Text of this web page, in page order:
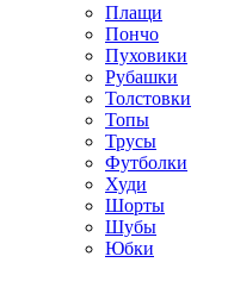
Плащи
Пончо
Пуховики
Рубашки
Толстовки
Топы
Трусы
Футболки
Худи
Шорты
Шубы
Юбки